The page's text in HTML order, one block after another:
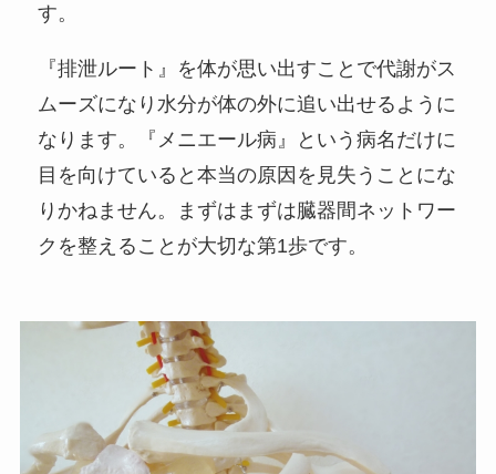
す。
『排泄ルート』を体が思い出すことで代謝がス
ムーズになり水分が体の外に追い出せるように
なります。『メニエール病』という病名だけに
目を向けていると本当の原因を見失うことにな
りかねません。まずはまずは臓器間ネットワー
クを整えることが大切な第1歩です。